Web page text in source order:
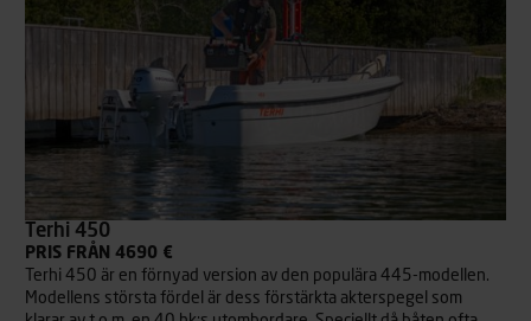
Terhi 450
PRIS FRÅN 4690 €
Terhi 450 är en förnyad version av den populära 445-modellen.
Modellens största fördel är dess förstärkta akterspegel som